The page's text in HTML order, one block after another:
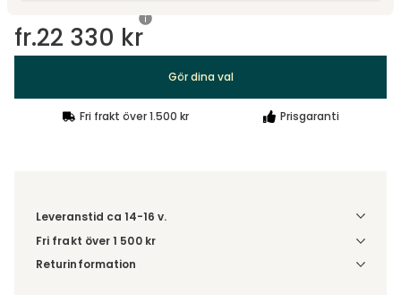
fr.22 330 kr
Gör dina val
Fri frakt över 1.500 kr Prisgaranti
Leveranstid ca 14-16 v.
Fri frakt över 1 500 kr
Välj utförande via 'Gör dina val' för fraktinformation på din
Returinformation